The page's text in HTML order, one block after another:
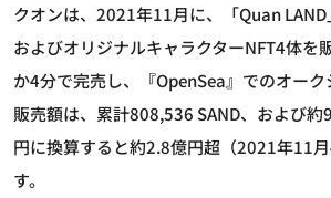
クオンは、2021年11月に、「Quan LAND
およびオリジナルキャラクターNFT4体を
か4分で完売し、『OpenSea』でのオー
販売額は、累計808,536 SAND、および約
円に換算すると約2.8億円超（2021年11
す。